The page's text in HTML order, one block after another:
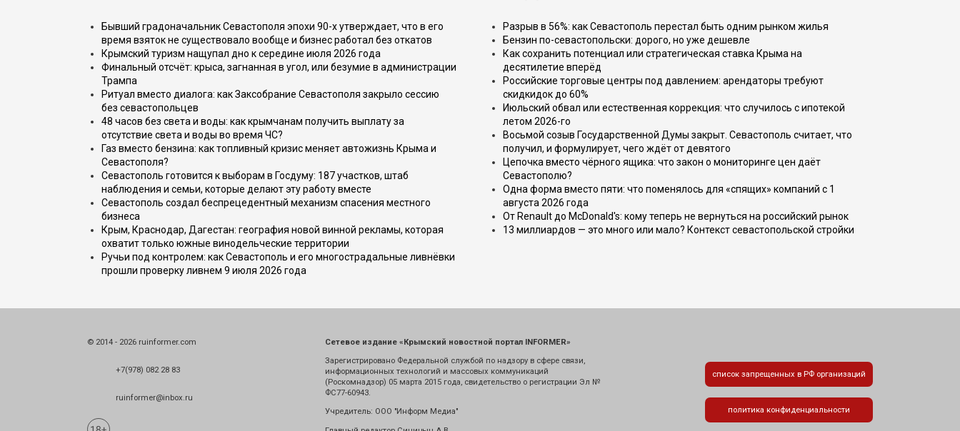
Бывший градоначальник Севастополя эпохи 90-х утверждает, что в его
время взяток не существовало вообще и бизнес работал без откатов
Крымский туризм нащупал дно к середине июля 2026 года
Финальный отсчёт: крыса, загнанная в угол, или безумие в администрации
Трампа
Ритуал вместо диалога: как Заксобрание Севастополя закрыло сессию
без севастопольцев
48 часов без света и воды: как крымчанам получить выплату за
отсутствие света и воды во время ЧС?
Газ вместо бензина: как топливный кризис меняет автожизнь Крыма и
Севастополя?
Севастополь готовится к выборам в Госдуму: 187 участков, штаб
наблюдения и семьи, которые делают эту работу вместе
Севастополь создал беспрецедентный механизм спасения местного
бизнеса
Крым, Краснодар, Дагестан: география новой винной рекламы, которая
охватит только южные винодельческие территории
Ручьи под контролем: как Севастополь и его многострадальные ливнёвки
прошли проверку ливнем 9 июля 2026 года
Разрыв в 56%: как Севастополь перестал быть одним рынком жилья
Бензин по-севастопольски: дорого, но уже дешевле
Как сохранить потенциал или стратегическая ставка Крыма на
десятилетие вперёд
Российские торговые центры под давлением: арендаторы требуют
скидкидок до 60%
Июльский обвал или естественная коррекция: что случилось с ипотекой
летом 2026-го
Восьмой созыв Государственной Думы закрыт. Севастополь считает, что
получил, и формулирует, чего ждёт от девятого
Цепочка вместо чёрного ящика: что закон о мониторинге цен даёт
Севастополю?
Одна форма вместо пяти: что поменялось для «спящих» компаний с 1
августа 2026 года
От Renault до McDonald's: кому теперь не вернуться на российский рынок
13 миллиардов — это много или мало? Контекст севастопольской стройки
© 2014 - 2026 ruinformer.com
+7(978) 082 28 83
ruinformer@inbox.ru
Сетевое издание «Крымский новостной портал INFORMER»
Зарегистрировано Федеральной службой по надзору в сфере связи,
информационных технологий и массовых коммуникаций
(Роскомнадзор) 05 марта 2015 года, свидетельство о регистрации Эл №
ФС77-60943.
Учредитель: ООО "Информ Медиа"
список запрещенных в РФ организаций
политика конфиденциальности